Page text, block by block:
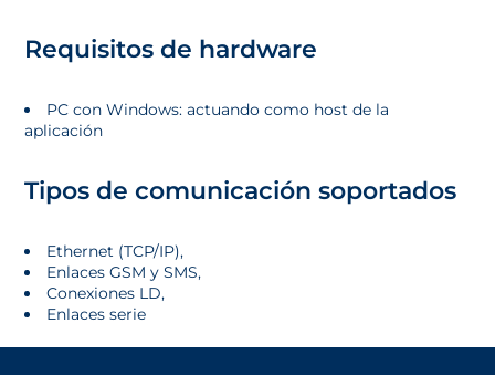
Requisitos de hardware
PC con Windows: actuando como host de la
aplicación
Tipos de comunicación soportados
Ethernet (TCP/IP),
Enlaces GSM y SMS,
Conexiones LD,
Enlaces serie